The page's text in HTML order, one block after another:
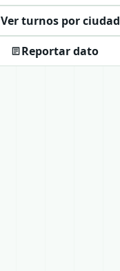
Ver turnos por ciudad
Reportar dato